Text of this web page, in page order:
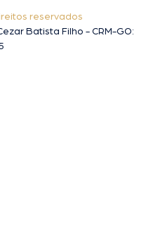
reservados
Batista Filho - CRM-GO: